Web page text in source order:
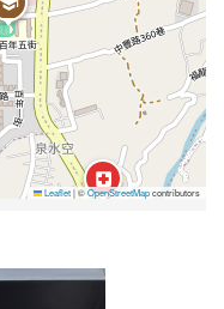
Leaflet|©OpenStreetMapcontributors